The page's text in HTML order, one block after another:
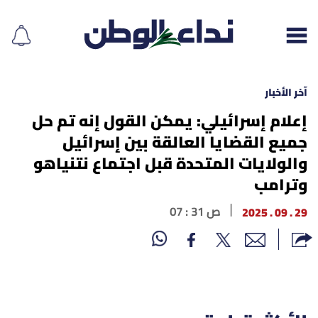
إقرأ الجريدة
لبنان
الغلاف
نداء اليوم
آخر الأخبار
إعلام إسرائيلي: يمكن القول إنه تم حل
جميع القضايا العالقة بين إسرائيل
والولايات المتحدة قبل اجتماع نتنياهو
وترامب
29 . 09 . 2025 07 : 31 ص